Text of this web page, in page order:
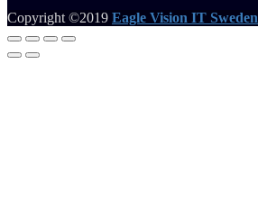
Copyright ©2019 Eagle Vision IT Sweden